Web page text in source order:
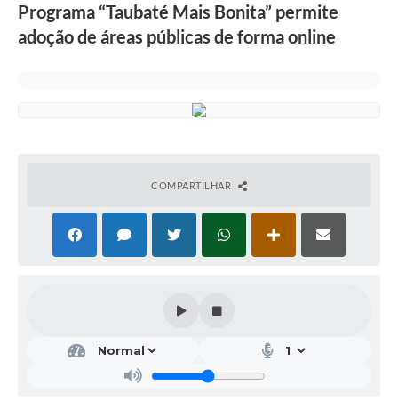
Programa “Taubaté Mais Bonita” permite
adoção de áreas públicas de forma online
COMPARTILHAR